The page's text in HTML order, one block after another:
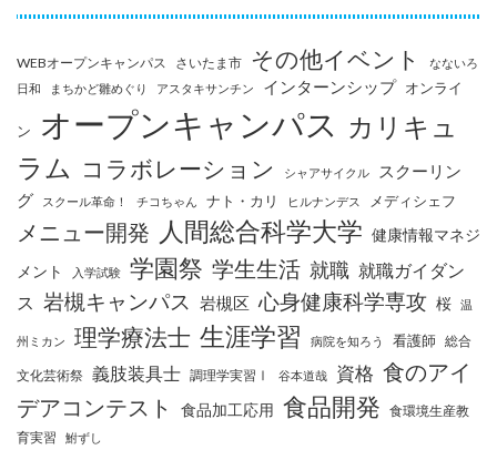
WEBオープンキャンパス さいたま市 その他イベント
なないろ
日和
まちかど雛めぐり アスタキサンチン インターンシップ オンライ
ン オープンキャンパス カリキュ
ラム コラボレーション シャアサイクル
スクーリン
グ
スクール革命！ チコちゃん ナト・カリ ヒルナンデス メディシェフ
メニュー開発 人間総合科学大学 健康情報マネジ
メント
入学試験 学園祭 学生生活 就職 就職ガイダン
ス 岩槻キャンパス 岩槻区 心身健康科学専攻 桜 温
州ミカン 理学療法士 生涯学習 病院を知ろう 看護師 総合
文化芸術祭 義肢装具士 調理学実習Ⅰ 谷本道哉 資格 食のアイ
デアコンテスト
食品加工応用 食品開発 食環境生産教
育実習
鮒ずし